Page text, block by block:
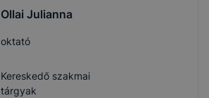
Ollai Julianna
oktató
Kereskedő szakmai
tárgyak